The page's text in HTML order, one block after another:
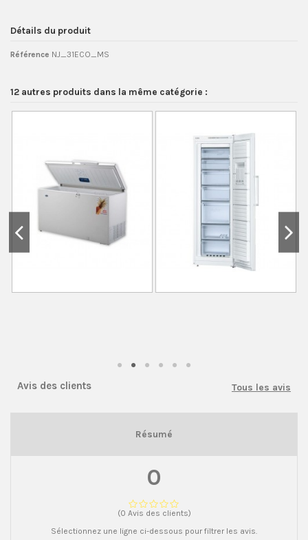
Détails du produit
Référence NJ_31ECO_MS
12 autres produits dans la même catégorie :
Avis des clients Tous les avis
Résumé
0
(0 Avis des clients)
Sélectionnez une ligne ci-dessous pour filtrer les avis.